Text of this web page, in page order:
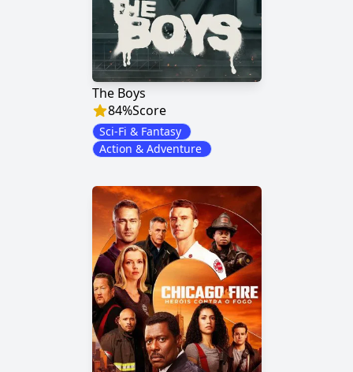
The Boys
84%Score
Sci-Fi & Fantasy
Action & Adventure